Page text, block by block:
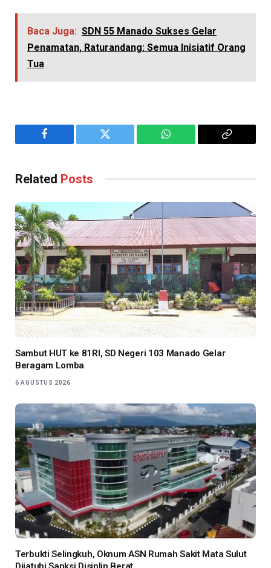
Baca Juga: SDN 55 Manado Sukses Gelar
Penamatan, Raturandang: Semua Inisiatif Orang
Tua
Facebook Twitter WhatsApp
Copy
Related Posts
Sambut HUT ke 81RI, SD Negeri 103 Manado Gelar
Beragam Lomba
6 AGUSTUS 2026
Terbukti Selingkuh, Oknum ASN Rumah Sakit Mata Sulut